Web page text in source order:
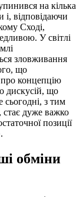
на кілька
відповідаючи
Сході,
У світлі
зловживання
що
про концепцію
дискусій, що
сьогодні, з тим
дуже важко
позиції
обміни